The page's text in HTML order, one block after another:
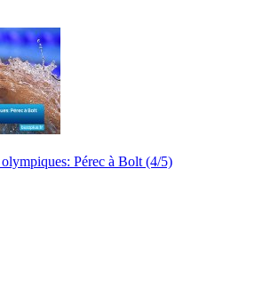
Pérec à Bolt (4/5)